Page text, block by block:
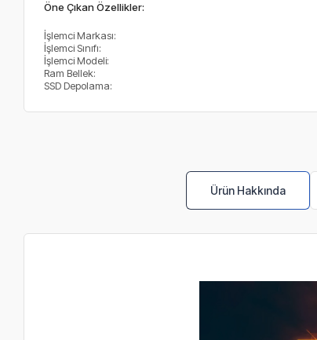
Öne Çıkan Özellikler:
İşlemci Markası:
İşlemci Sınıfı:
İşlemci Modeli:
Ram Bellek:
SSD Depolama:
Ürün Hakkında